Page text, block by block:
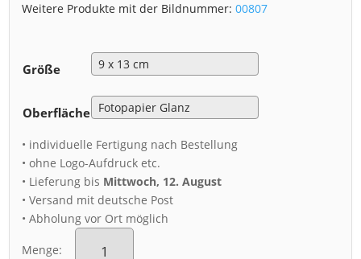
Weitere Produkte mit der Bildnummer:00807
Größe
Oberfläche
• individuelle Fertigung nach Bestellung
• ohne Logo-Aufdruck etc.
• Lieferung bis Mittwoch, 12. August
• Versand mit deutsche Post
• Abholung vor Ort möglich
Menge:
Fotoabzug
(00807)